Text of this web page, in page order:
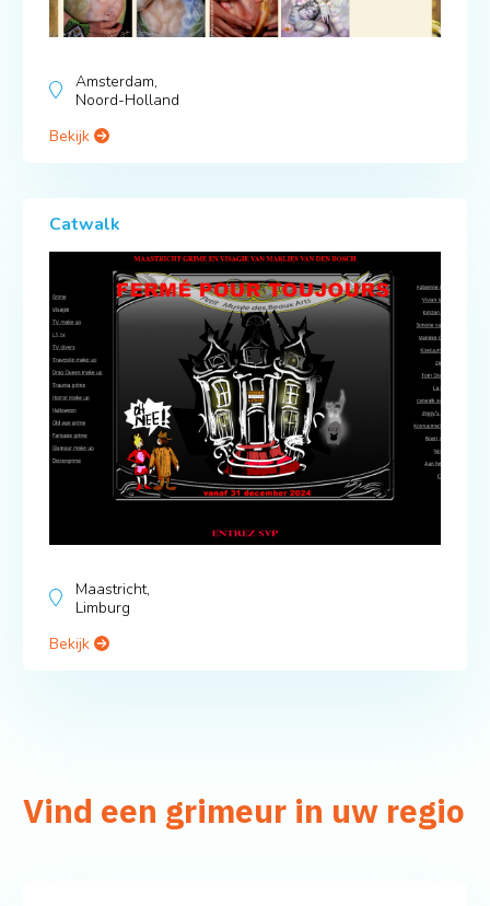
Amsterdam,
Noord-Holland
Bekijk
Catwalk
Maastricht,
Limburg
Bekijk
Vind een grimeur in uw regio